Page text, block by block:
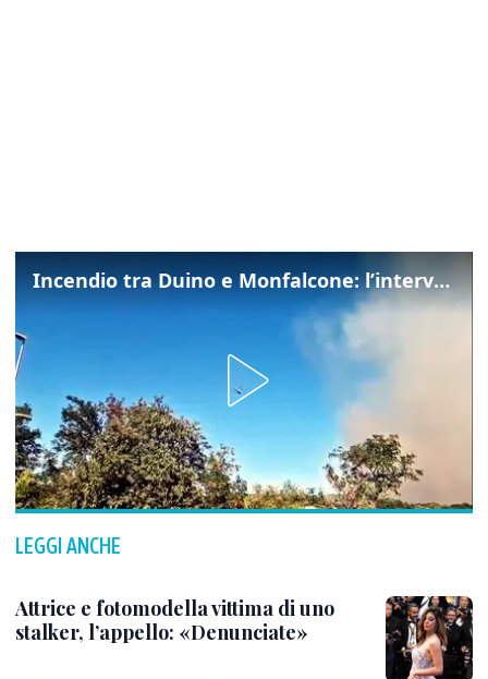
Incendio tra Duino e Monfalcone: l’intervento dei vigili del fuoco
LEGGI ANCHE
Attrice e fotomodella vittima di uno
stalker, l’appello: «Denunciate»